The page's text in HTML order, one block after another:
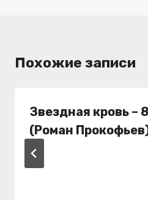
Похожие записи
Звездная кровь –
(Роман